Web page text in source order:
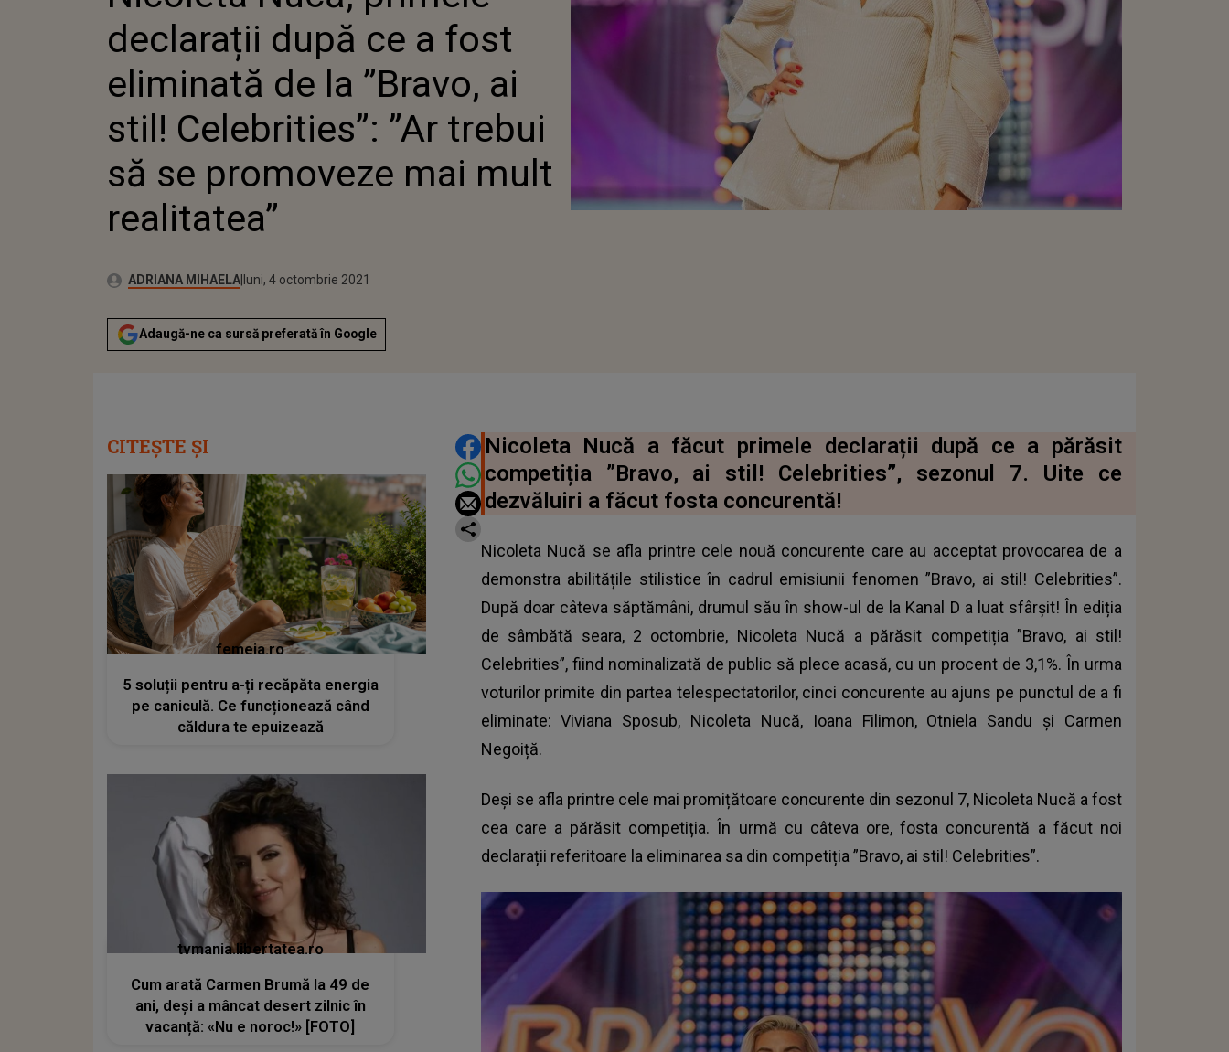
STIL! CELEBRITIES”: ”AR TREBUI
SĂ SE PROMOVEZE MAI MULT
REALITATEA”
declarații după ce a fost
eliminată de la ”Bravo, ai
stil! Celebrities”: ”Ar trebui
să se promoveze mai mult
realitatea”
Autor:ADRIANA MIHAELAPublicat:
luni, 4 octombrie 2021
Actualizat:
luni, 4 octombrie 2021
Adaugă-ne ca sursă preferată în Google
DISTRIBUIE ARTICOLUL
Nicoleta Nucă a făcut primele declarații după ce a părăsit
competiția ”Bravo, ai stil! Celebrities”, sezonul 7. Uite ce
dezvăluiri a făcut fosta concurentă!
Nicoleta Nucă se afla printre cele nouă concurente care au acceptat provocarea de a
demonstra abilitățile stilistice în cadrul emisiunii fenomen ”Bravo, ai stil! Celebrities”.
După doar câteva săptămâni, drumul său în show-ul de la Kanal D a luat sfârșit! În ediția
de sâmbătă seara, 2 octombrie, Nicoleta Nucă a părăsit competiția ”Bravo, ai stil!
Celebrities”, fiind nominalizată de public să plece acasă, cu un procent de 3,1%. În urma
voturilor primite din partea telespectatorilor, cinci concurente au ajuns pe punctul de a fi
eliminate: Viviana Sposub, Nicoleta Nucă, Ioana Filimon, Otniela Sandu și Carmen
Negoiță.
Deși se afla printre cele mai promițătoare concurente din sezonul 7, Nicoleta Nucă a fost
cea care a părăsit competiția. În urmă cu câteva ore, fosta concurentă a făcut noi
declarații referitoare la eliminarea sa din competiția ”Bravo, ai stil! Celebrities”.
CITEȘTE ȘI
femeia.ro
5 soluții pentru a-ți recăpăta energia
pe caniculă. Ce funcționează când
căldura te epuizează
tvmania.libertatea.ro
Cum arată Carmen Brumă la 49 de
ani, deși a mâncat desert zilnic în
vacanță: «Nu e noroc!» [FOTO]